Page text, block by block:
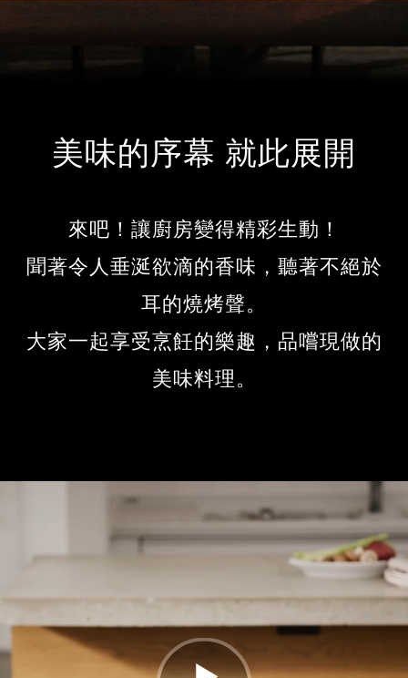
美味的序幕 就此展開
來吧！讓廚房變得精彩生動！
聞著令人垂涎欲滴的香味，聽著不絕於
耳的燒烤聲。
大家一起享受烹飪的樂趣，品嚐現做的
美味料理。